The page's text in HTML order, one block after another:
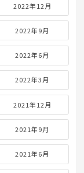
2022年12月
2022年9月
2022年6月
2022年3月
2021年12月
2021年9月
2021年6月